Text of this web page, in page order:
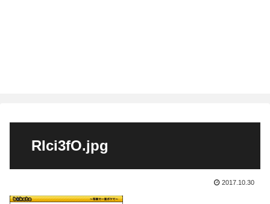
RIci3fO.jpg
2017.10.30